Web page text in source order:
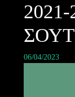
06/04/2023